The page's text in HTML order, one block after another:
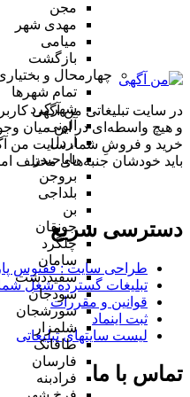
مجن
مهدی شهر
میامی
بازگشت
چهارمحال و
تمام شهر‌ها
شهرکرد
آلونی
اردل
باباحیدر
بروجن
بلداجی
بن
جونقان
چلگرد
سامان
سفیددشت
سودجان
سورشجان
شلمزار
طاقانک
فارسان
فرادبنه
در سایت تبلیغاتی من آگهی
و هیچ واسطه‌ای در این میان
خرید و فروشِ شما، سایت من
باید خودشان جنبه‌های مختلف
دسترسی سریع
طراحی سایت :‌ ققنوس
تبلیغات گسترده شغل
قوانین و مقررات
ثبت اینماد
لیست سایتهای تبلیغاتی
تماس با ما